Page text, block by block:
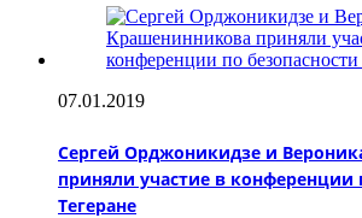
07.01.2019
Сергей Орджоникидзе и
приняли участие в конференции
Тегеране